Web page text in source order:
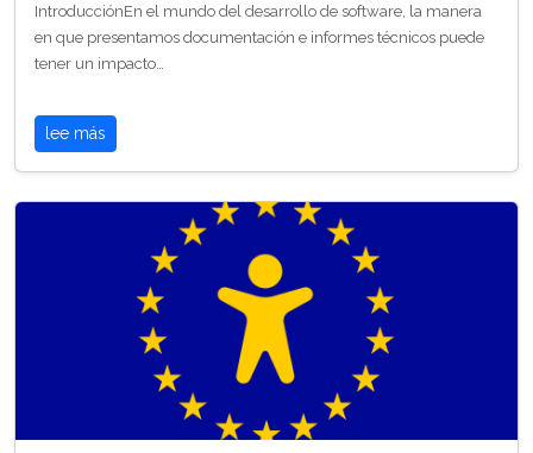
IntroducciónEn el mundo del desarrollo de software, la manera
en que presentamos documentación e informes técnicos puede
tener un impacto…
lee más